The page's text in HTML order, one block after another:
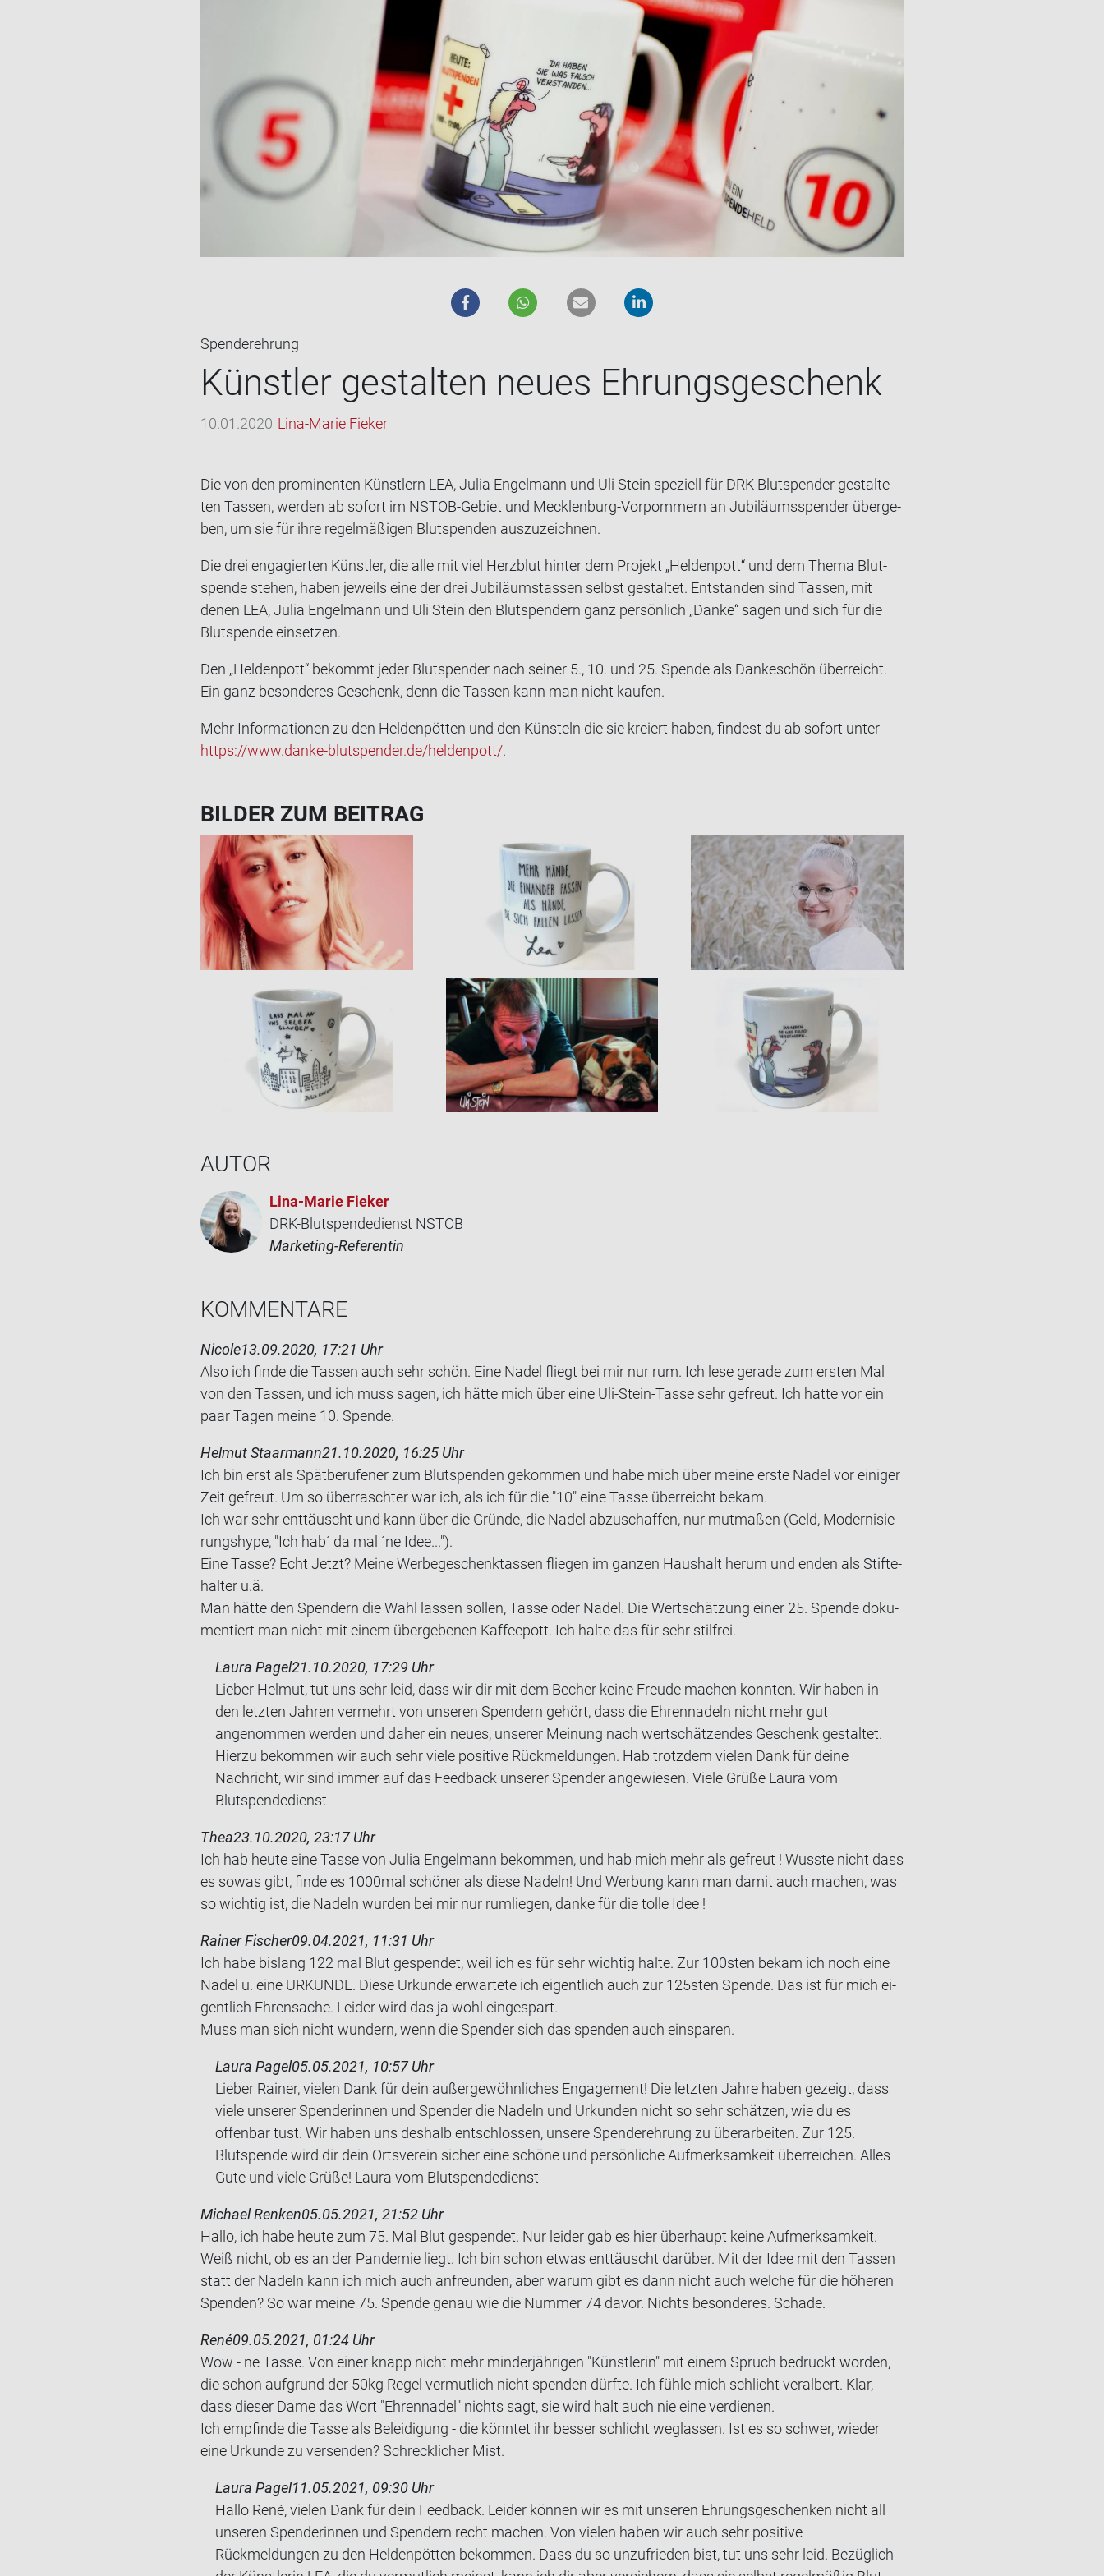
Spenderehrung
Künst­ler ge­stal­ten neues Eh­rungs­ge­schenk
10.01.2020 Lina-Marie Fieker
Die von den pro­mi­nen­ten Künst­lern LEA, Julia En­gel­mann und Uli Stein spe­zi­ell für DRK-​Blutspender ge­stal­te­
ten Tas­sen, wer­den ab so­fort im NSTOB-​Gebiet und Mecklenburg-​Vorpommern an Ju­bi­lä­ums­spen­der über­ge­
ben, um sie für ihre re­gel­mä­ßi­gen Blut­spen­den aus­zu­zeich­nen.
Die drei en­ga­gier­ten Künst­ler, die alle mit viel Herz­blut hin­ter dem Pro­jekt „Hel­den­pott“ und dem Thema Blut­
spen­de ste­hen, haben je­weils eine der drei Ju­bi­lä­umstas­sen selbst ge­stal­tet. Ent­stan­den sind Tas­sen, mit
denen LEA, Julia En­gel­mann und Uli Stein den Blut­spen­dern ganz per­sön­lich „Danke“ sagen und sich für die
Blut­spen­de ein­set­zen.
Den „Hel­den­pott“ be­kommt jeder Blut­spen­der nach sei­ner 5., 10. und 25. Spen­de als Dan­ke­schön über­reicht.
Ein ganz be­son­de­res Ge­schenk, denn die Tas­sen kann man nicht kau­fen.
Mehr In­for­ma­tio­nen zu den Hel­den­pöt­ten und den Küns­teln die sie kre­iert haben, fin­dest du ab so­fort unter
https://www.danke-​blutspender.de/hel­den­pott/.
BIL­DER ZUM BEI­TRAG
AUTOR
Lina-​Marie Fie­ker
DRK-Blutspendedienst NSTOB
Marketing-Referentin
KOM­MEN­TA­RE
Nicole13.09.2020, 17:21 Uhr
Also ich finde die Tas­sen auch sehr schön. Eine Nadel fliegt bei mir nur rum. Ich lese ge­ra­de zum ers­ten Mal
von den Tas­sen, und ich muss sagen, ich hätte mich über eine Uli-​Stein-Tasse sehr ge­freut. Ich hatte vor ein
paar Tagen meine 10. Spen­de.
Helmut Staarmann21.10.2020, 16:25 Uhr
Ich bin erst als Spät­be­ru­fe­ner zum Blut­spen­den ge­kom­men und habe mich über meine erste Nadel vor ei­ni­ger
Zeit ge­freut. Um so über­rasch­ter war ich, als ich für die "10" eine Tasse über­reicht bekam.
Ich war sehr ent­täuscht und kann über die Grün­de, die Nadel ab­zu­schaf­fen, nur mut­ma­ßen (Geld, Mo­der­ni­sie­
rungs­hype, "Ich hab´ da mal ´ne Idee...").
Eine Tasse? Echt Jetzt? Meine Wer­be­ge­schenk­tas­sen flie­gen im gan­zen Haus­halt herum und enden als Stifte­
hal­ter u.ä.
Man hätte den Spen­dern die Wahl las­sen sol­len, Tasse oder Nadel. Die Wert­schät­zung einer 25. Spen­de do­ku­
men­tiert man nicht mit einem über­ge­be­nen Kaf­fee­pott. Ich halte das für sehr stilfrei.
Laura Pagel21.10.2020, 17:29 Uhr
Lieber Helmut, tut uns sehr leid, dass wir dir mit dem Becher keine Freude machen konnten. Wir haben in
den letzten Jahren vermehrt von unseren Spendern gehört, dass die Ehrennadeln nicht mehr gut
angenommen werden und daher ein neues, unserer Meinung nach wertschätzendes Geschenk gestaltet.
Hierzu bekommen wir auch sehr viele positive Rückmeldungen. Hab trotzdem vielen Dank für deine
Nachricht, wir sind immer auf das Feedback unserer Spender angewiesen. Viele Grüße Laura vom
Blutspendedienst
Thea23.10.2020, 23:17 Uhr
Ich hab heute eine Tasse von Julia En­gel­mann be­kom­men, und hab mich mehr als ge­freut ! Wuss­te nicht dass
es sowas gibt, finde es 1000mal schö­ner als diese Na­deln! Und Wer­bung kann man damit auch ma­chen, was
so wich­tig ist, die Na­deln wur­den bei mir nur rum­lie­gen, danke für die tolle Idee !
Rainer Fischer09.04.2021, 11:31 Uhr
Ich habe bis­lang 122 mal Blut ge­spen­det, weil ich es für sehr wich­tig halte. Zur 100sten bekam ich noch eine
Nadel u. eine UR­KUN­DE. Diese Ur­kun­de er­war­te­te ich ei­gent­lich auch zur 125sten Spen­de. Das ist für mich ei­
gent­lich Eh­ren­sa­che. Lei­der wird das ja wohl ein­ge­spart.
Muss man sich nicht wun­dern, wenn die Spen­der sich das spen­den auch ein­spa­ren.
Laura Pagel05.05.2021, 10:57 Uhr
Lieber Rainer, vielen Dank für dein außergewöhnliches Engagement! Die letzten Jahre haben gezeigt, dass
viele unserer Spenderinnen und Spender die Nadeln und Urkunden nicht so sehr schätzen, wie du es
offenbar tust. Wir haben uns deshalb entschlossen, unsere Spenderehrung zu überarbeiten. Zur 125.
Blutspende wird dir dein Ortsverein sicher eine schöne und persönliche Aufmerksamkeit überreichen. Alles
Gute und viele Grüße! Laura vom Blutspendedienst
Michael Renken05.05.2021, 21:52 Uhr
Hallo, ich habe heute zum 75. Mal Blut ge­spen­det. Nur lei­der gab es hier über­haupt keine Auf­merk­sam­keit.
Weiß nicht, ob es an der Pan­de­mie liegt. Ich bin schon etwas ent­täuscht dar­über. Mit der Idee mit den Tas­sen
statt der Na­deln kann ich mich auch an­freun­den, aber warum gibt es dann nicht auch wel­che für die hö­he­ren
Spen­den? So war meine 75. Spen­de genau wie die Num­mer 74 davor. Nichts be­son­de­res. Scha­de.
René09.05.2021, 01:24 Uhr
Wow - ne Tasse. Von einer knapp nicht mehr min­der­jäh­ri­gen "Künst­le­rin" mit einem Spruch be­druckt wor­den,
die schon auf­grund der 50kg Regel ver­mut­lich nicht spen­den dürf­te. Ich fühle mich schlicht ver­al­bert. Klar,
dass die­ser Dame das Wort "Eh­ren­na­del" nichts sagt, sie wird halt auch nie eine ver­die­nen.
Ich emp­fin­de die Tasse als Be­lei­di­gung - die könn­tet ihr bes­ser schlicht weg­las­sen. Ist es so schwer, wie­der
eine Ur­kun­de zu ver­sen­den? Schreck­li­cher Mist.
Laura Pagel11.05.2021, 09:30 Uhr
Hallo René, vielen Dank für dein Feedback. Leider können wir es mit unseren Ehrungsgeschenken nicht all
unseren Spenderinnen und Spendern recht machen. Von vielen haben wir auch sehr positive
Rückmeldungen zu den Heldenpötten bekommen. Dass du so unzufrieden bist, tut uns sehr leid. Bezüglich